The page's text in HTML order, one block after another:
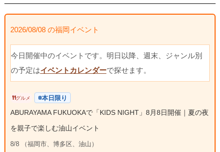
2026/08/08 の福岡イベント
今日開催中のイベントです。明日以降、週末、ジャンル別
の予定はイベントカレンダーで探せます。
グルメ 本日限り
ABURAYAMA FUKUOKAで「KIDS NIGHT」8月8日開催｜夏の夜
を親子で楽しむ油山イベント
8/8 （福岡市、博多区、油山）